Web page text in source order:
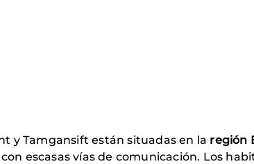
y Tamgansift están situadas en la región
escasas vías de comunicación. Los